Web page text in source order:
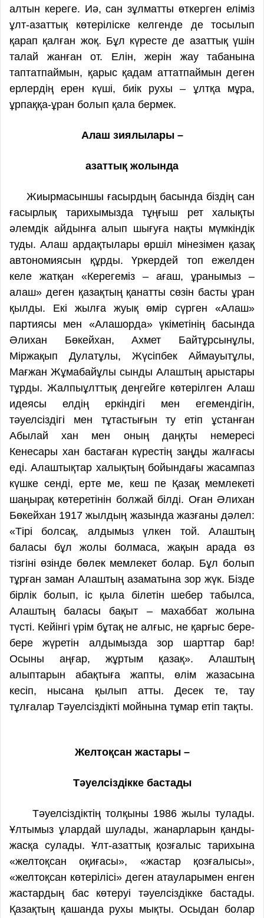
алтын кереге. Иә, сан зұлматты өткерген еліміз
ұлт-азаттық көтеріліске келгенде де тосылып
қарап қалған жоқ. Бұл күресте де азаттық үшін
талай жанған от. Елін, жерін жау табанына
таптатпаймын, қарыс қадам аттатпаймын деген
ерлердің ерен күші, биік рухы – ұлтқа мұра,
ұрпаққа-ұран болып қала бермек.
Алаш зиялылары –
азаттық жолында
Жиырмасыншы ғасырдың басында біздің сан
ғасырлық тарихымызда тұңғыш рет халықты
әлемдік айдынға алып шығуға нақты мүмкіндік
туды. Алаш ардақтылары өршіл мінезімен қазақ
автономиясын құрды. Үркердей топ ежелден
келе жатқан «Керегеміз – ағаш, ұранымыз –
алаш» деген қазақтың қанатты сөзін басты ұран
қылды. Екі жылға жуық өмір сүрген «Алаш»
партиясы мен «Алашорда» үкіметінің басында
Әлихан Бөкейхан, Ахмет Байтұрсынұлы,
Міржақып Дулатұлы, Жүсіпбек Аймауытұлы,
Мағжан Жұмабайұлы сынды Алаштың арыстары
тұрды. Жалпыұлттық деңгейге көтерілген Алаш
идеясы елдің еркіндігі мен егемендігін,
тәуелсіздігі мен тұтастығын ту етіп ұстанған
Абылай хан мен оның даңқты немересі
Кенесары хан бастаған күрестің заңды жалғасы
еді. Алаштықтар халықтың бойындағы жасампаз
күшке сенді, ерте ме, кеш пе Қазақ мемлекеті
шаңырақ көтеретінін болжай білді. Оған Әлихан
Бөкейхан 1917 жылдың жазында жазғаны дәлел:
«Тірі болсақ, алдымыз үлкен той. Алаштың
баласы бұл жолы болмаса, жақын арада өз
тізгіні өзінде бөлек мемлекет болар. Бұл болып
тұрған заман Алаштың азаматына зор жүк. Бізде
бірлік болып, іс қыла білетін шебер табылса,
Алаштың баласы бақыт – махаббат жолына
түсті. Кейінгі үрім бұтақ не алғыс, не қарғыс бере-
бере жүретін алдымызда зор шарттар бар!
Осыны аңғар, жұртым қазақ». Алаштың
алыптарын абақтыға жапты, өлім жазасына
кесіп, нысана қылып атты. Десек те, тау
тұлғалар Тәуелсіздікті мойнына тұмар етіп тақты.
Желтоқсан жастары –
Тәуелсіздікке бастады
Тәуелсіздіктің толқыны 1986 жылы тулады.
Ұлтымыз ұлардай шулады, жанарларын қанды-
жасқа сулады. Ұлт-азаттық қозғалыс тарихына
«желтоқсан оқиғасы», «жастар қозғалысы»,
«желтоқсан көтерілісі» деген атауларымен енген
жастардың бас көтеруі тәуелсіздікке бастады.
Қазақтың қашанда рухы мықты. Осыдан болар